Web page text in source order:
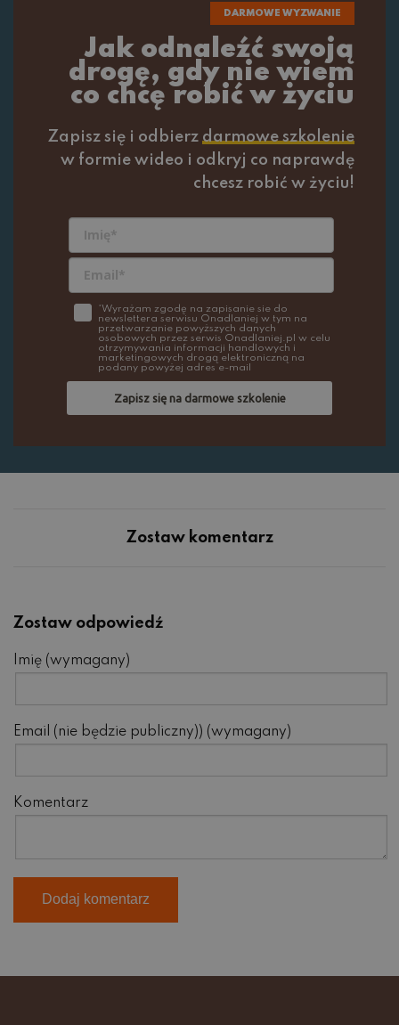
DARMOWE WYZWANIE
Jak odnaleźć swoją
drogę, gdy nie wiem
co chcę robić w życiu
Zapisz się i odbierz darmowe szkolenie
w formie wideo i odkryj co naprawdę
chcesz robić w życiu!
*Wyrażam zgodę na zapisanie sie do
newslettera serwisu Onadlaniej w tym na
przetwarzanie powyższych danych
osobowych przez serwis Onadlaniej.pl w celu
otrzymywania informacji handlowych i
marketingowych drogą elektroniczną na
podany powyżej adres e-mail
Zapisz się na darmowe szkolenie
Zostaw komentarz
Zostaw odpowiedź
Imię (wymagany)
Email (nie będzie publiczny)) (wymagany)
Komentarz